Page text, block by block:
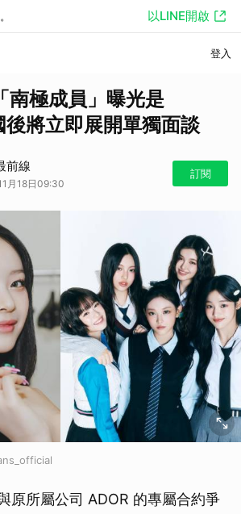
以LINE開啟
登入
極成員」曝光是
將立即展開單獨面談
前線
月18日09:30
訂閱
原所屬公司 ADOR 的專屬合約爭